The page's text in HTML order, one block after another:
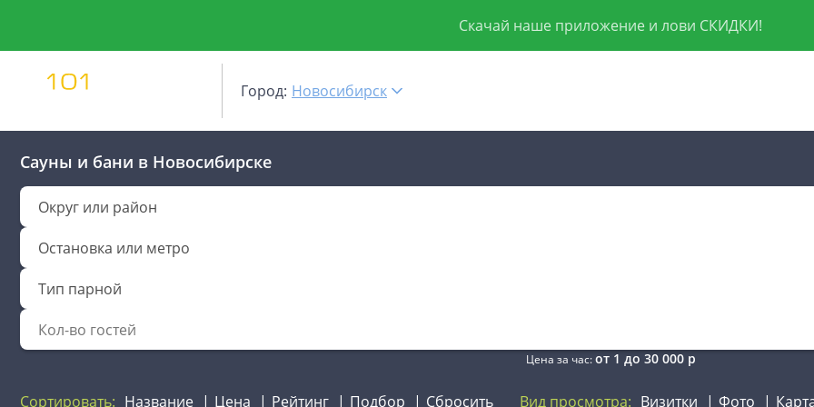
Скачай наше приложение и лови СКИДКИ!
Город: Новосибирск
Сауны и бани в Новосибирске
Округ или район
Остановка или метро
Тип парной
Цена за час:от 1 до 30 000р
Сортировать: Название Цена Рейтинг Подбор Сбросить Вид просмотра: Визитки Фото